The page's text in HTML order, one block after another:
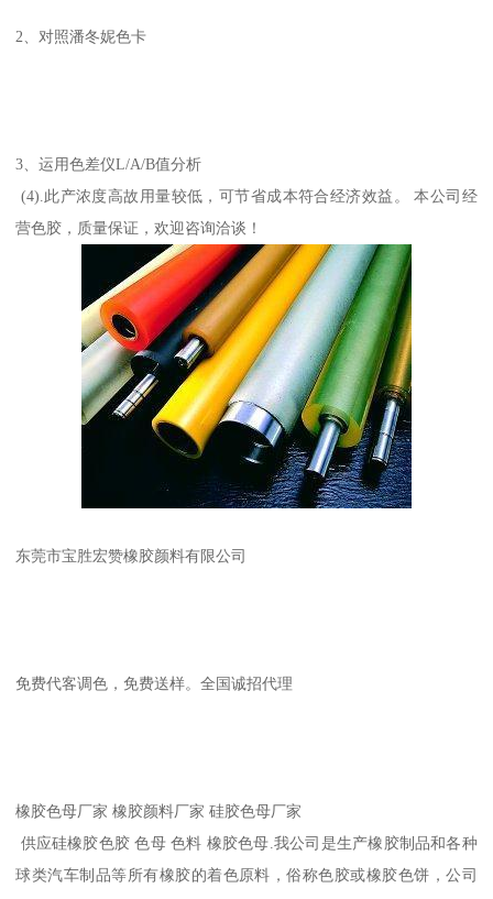
2、对照潘冬妮色卡
3、运用色差仪L/A/B值分析
(4).此产浓度高故用量较低，可节省成本符合经济效益。 本公司经
营色胶，质量保证，欢迎咨询洽谈！
东莞市宝胜宏赞橡胶颜料有限公司
免费代客调色，免费送样。全国诚招代理
橡胶色母厂家 橡胶颜料厂家 硅胶色母厂家
供应硅橡胶色胶 色母 色料 橡胶色母.我公司是生产橡胶制品和各种
球类汽车制品等所有橡胶的着色原料，俗称色胶或橡胶色饼，公司